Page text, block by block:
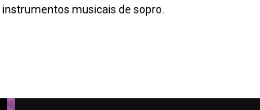
musicais de sopro.